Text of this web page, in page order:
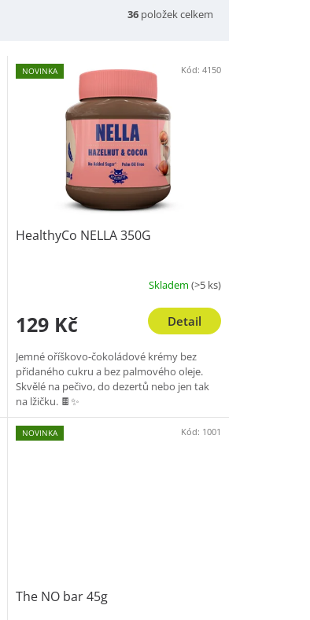
36 položek celkem
NOVINKA
HealthyCo NELLA 350G
Skladem (>5 ks)
129 Kč Detail
Jemné oříškovo-čokoládové krémy bez
přidaného cukru a bez palmového oleje.
Skvělé na pečivo, do dezertů nebo jen tak
na lžičku. 🍫✨
Kód: 4150
NOVINKA
The NO bar 45g
Kód: 1001